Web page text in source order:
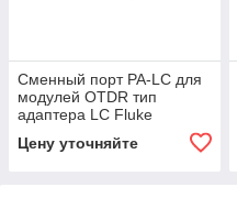
Сменный порт PA-LC для
модулей OTDR тип
адаптера LC Fluke
модулей OTDR тип
Цену уточняйте